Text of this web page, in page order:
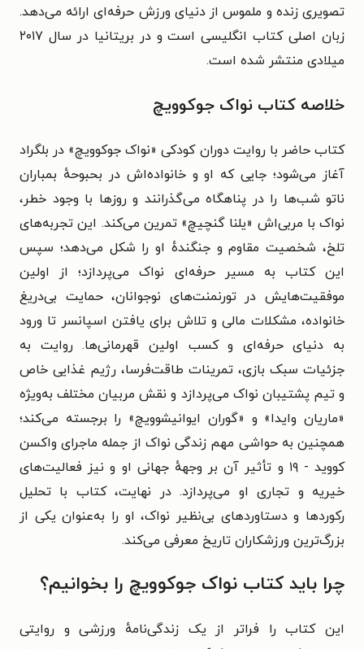
تصویری زنده و ملموس از دنیای ورزش حرفه‌ای ارائه می‌دهد.
زبان اصلی کتاب انگلیسی است و در بریتانیا در سال ۲۰۱۷
میلادی منتشر شده است.
خلاصه کتاب نواک جوکوویچ
کتاب حاضر با روایت دوران کودکی «نواک جوکوویچ» در بلگراد
آغاز می‌شود؛ جایی که او و خانواده‌اش در بحبوحهٔ بمباران
ناتو شب‌ها را در پناهگاه می‌گذرانند و روزها با وجود خطر،
نواک با مربی‌اش «یلنا گنچیچ» تمرین می‌کند. این تجربه‌های
تلخ، شخصیت مقاوم و جنگندهٔ او را شکل می‌دهد؛ سپس
این کتاب به مسیر حرفه‌ای نواک می‌پردازد؛ از اولین
موفقیت‌هایش در تورنمنت‌های نوجوانان، حمایت بی‌دریغ
خانواده، مشکلات مالی و تلاش برای یافتن اسپانسر تا ورود
به دنیای حرفه‌ای و کسب اولین قهرمانی‌ها. روایت به
جزئیات سبک بازی، تمرینات طاقت‌فرسا، رژیم غذایی خاص
و تیم پشتیبان نواک می‌پردازد و نقش مربیان مختلف به‌ویژه
«ماریان وایدا» و «گوران ایوانیشوویچ» را برجسته می‌کند؛
همچنین به حواشی مهم زندگی نواک از جمله ماجرای واکسن
کووید - ۱۹ و تأثیر آن بر وجههٔ جهانی او و نیز فعالیت‌های
خیریه و تجاری او می‌پردازد. در نهایت، کتاب با تحلیل
رکوردها و دستاوردهای بی‌نظیر نواک، او را به‌عنوان یکی از
بزرگ‌ترین ورزشکاران تاریخ معرفی می‌کند.
چرا باید کتاب نواک جوکوویچ را بخوانیم؟
این کتاب را فراتر از یک زندگی‌نامهٔ ورزشی و روایتی